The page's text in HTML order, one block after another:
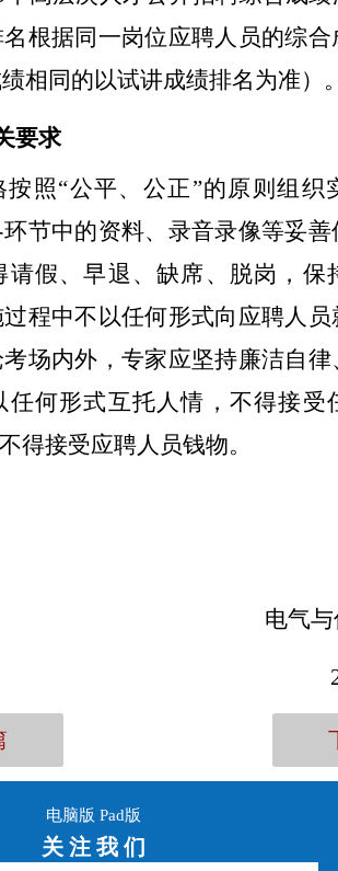
根据同一岗位应聘人员的综
相同的以试讲成绩排名为准）
要求
按照“公平、公正”的原则组织
节中的资料、录音录像等妥
请假、早退、缺席、脱岗，保
程中不以任何形式向应聘人
场内外，专家应坚持廉洁自
任何形式互托人情，不得接受
得接受应聘人员钱物。
电气
电脑版 Pad版
关 注 我 们